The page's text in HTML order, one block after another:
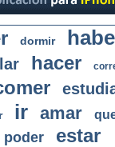
dormir
hacer
ir amar
poder estar